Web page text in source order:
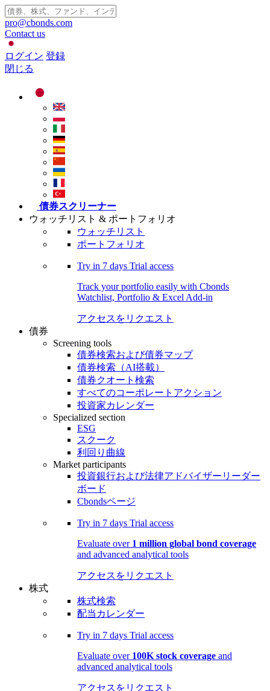
pro@cbonds.com
Contact us
ログイン 登録
閉じる
債券スクリーナー
ウォッチリスト & ポートフォリオ
ウォッチリスト
ポートフォリオ
Try in 7 days Trial access
Track your portfolio easily with Cbonds
Watchlist, Portfolio & Excel Add-in
アクセスをリクエスト
債券
Screening tools
債券検索および債券マップ
債券検索（AI搭載）
債券クオート検索
すべてのコーポレートアクション
投資家カレンダー
Specialized section
ESG
スクーク
利回り曲線
Market participants
投資銀行および法律アドバイザーリーダー
ボード
Cbondsページ
Try in 7 days Trial access
Evaluate over 1 million global bond coverage
and advanced analytical tools
アクセスをリクエスト
株式
株式検索
配当カレンダー
Try in 7 days Trial access
Evaluate over 100K stock coverage and
advanced analytical tools
アクセスをリクエスト